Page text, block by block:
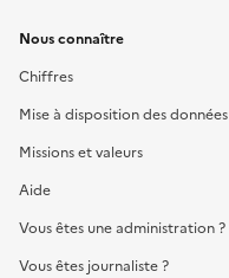
Nous connaître
Chiffres
Mise à disposition des données
Missions et valeurs
Aide
Vous êtes une administration ?
Vous êtes journaliste ?